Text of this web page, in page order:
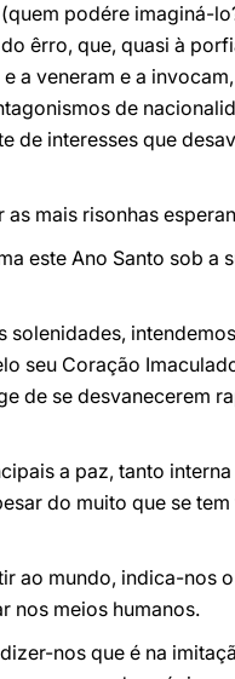
podére imaginá-
êrro, que, quasi à
a veneram e a
de
de interesses que
mais risonhas
este Ano Santo sob a
solenidades,
seu Coração
de se desvanecerem
a paz, tanto
do muito que se
ao mundo, indica-nos
nos meios humanos.
nos que é na